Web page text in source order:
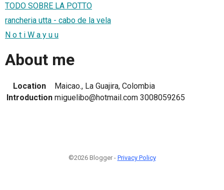
TODO SOBRE LA POTTO
rancheria utta - cabo de la vela
N o t i W a y u u
About me
Location
Maicao., La Guajira, Colombia
Introduction miguelibo@hotmail.com 3008059265
©2026 Blogger - Privacy Policy